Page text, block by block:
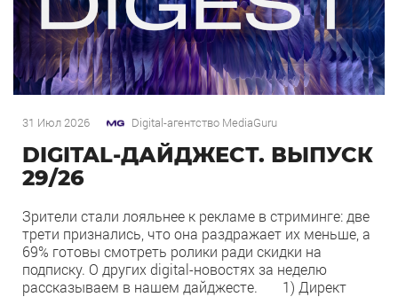
31 Июл 2026 Digital-агентство MediaGuru
DIGITAL-ДАЙДЖЕСТ. ВЫПУСК
29/26
Зрители стали лояльнее к рекламе в стриминге: две
трети признались, что она раздражает их меньше, а
69% готовы смотреть ролики ради скидки на
подписку. О других digital-новостях за неделю
рассказываем в нашем дайджесте. 1) Директ